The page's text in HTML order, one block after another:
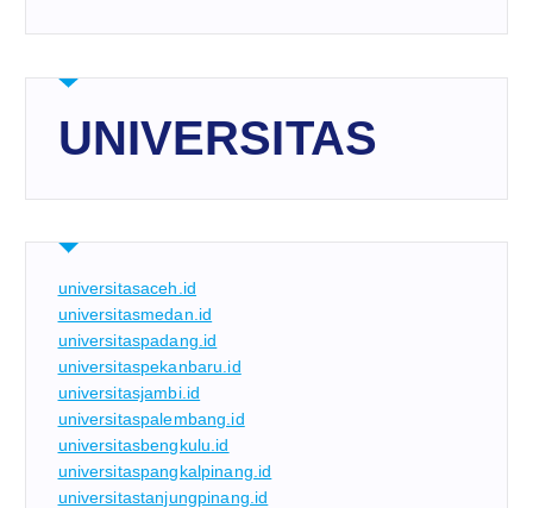
UNIVERSITAS
universitasaceh.id
universitasmedan.id
universitaspadang.id
universitaspekanbaru.id
universitasjambi.id
universitaspalembang.id
universitasbengkulu.id
universitaspangkalpinang.id
universitastanjungpinang.id